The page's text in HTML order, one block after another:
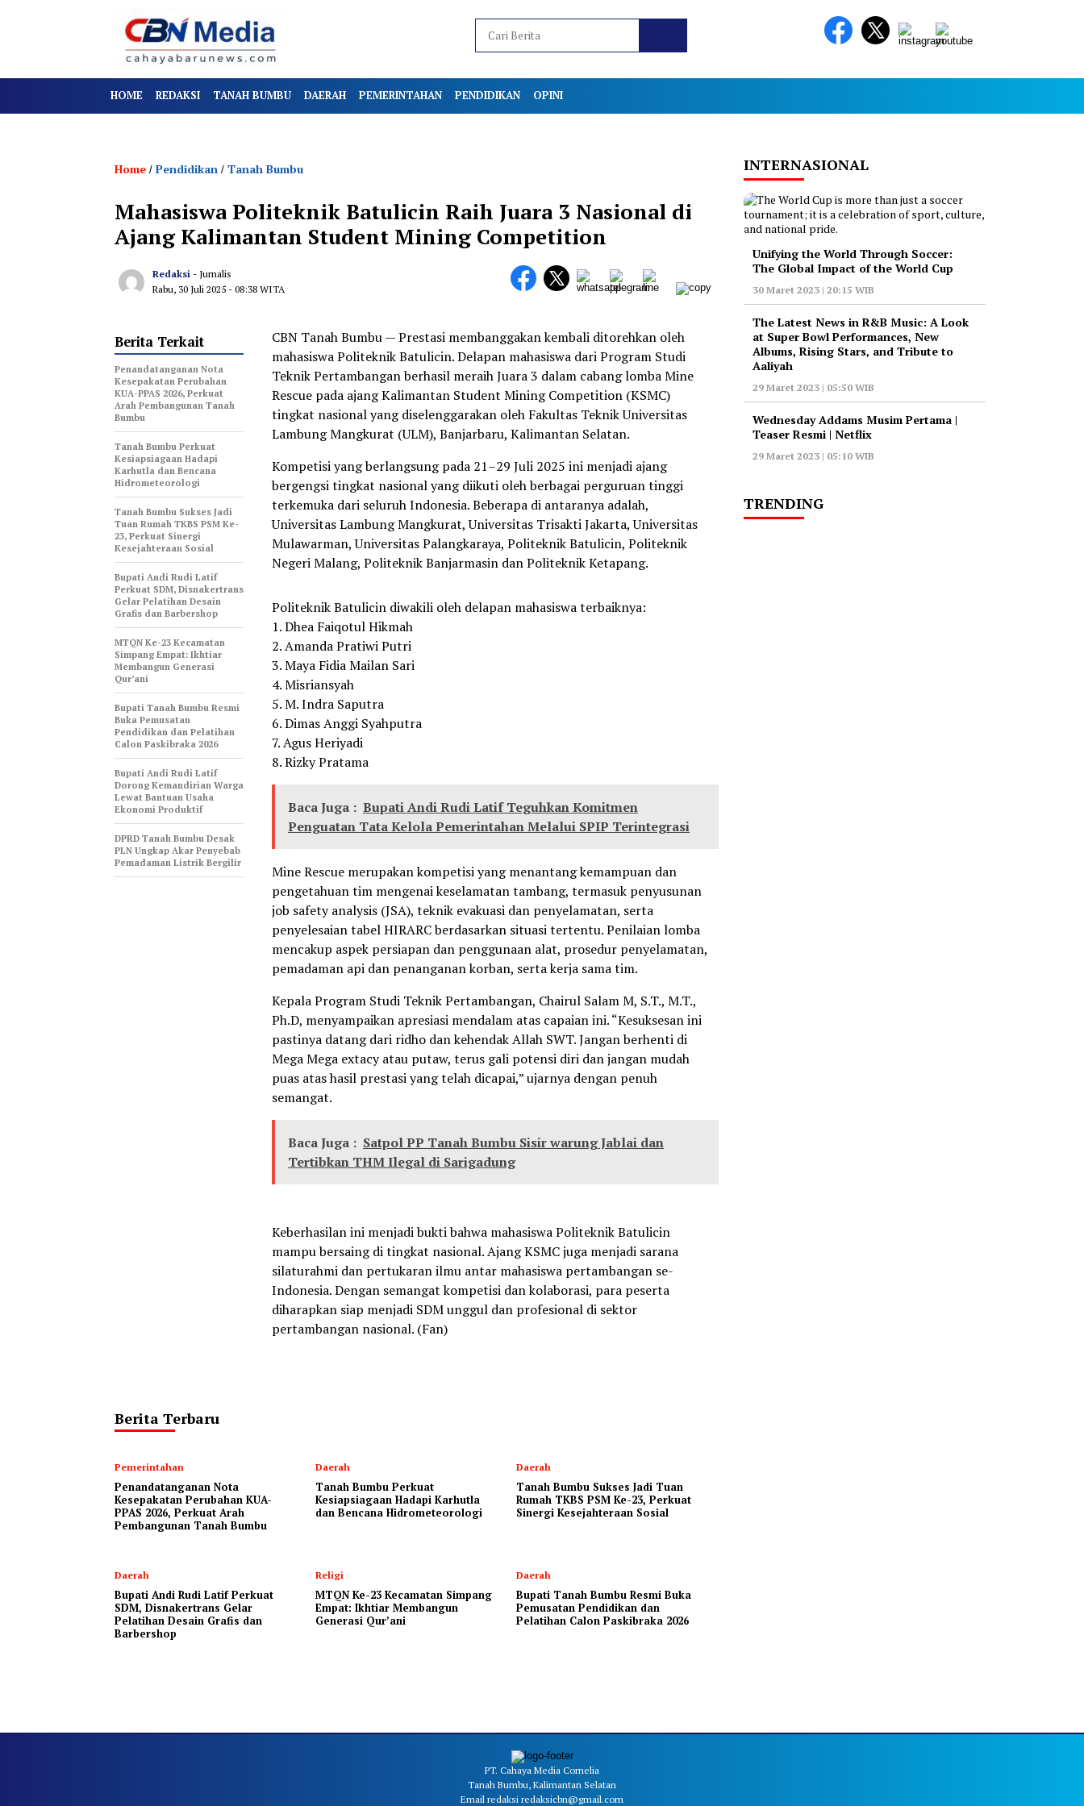
HOME REDAKSI TANAH BUMBU DAERAH PEMERINTAHAN PENDIDIKAN OPINI
Home / Pendidikan / Tanah Bumbu
Mahasiswa Politeknik Batulicin Raih Juara 3 Nasional di
Ajang Kalimantan Student Mining Competition
Redaksi - Jurnalis
Rabu, 30 Juli 2025 - 08:38 WITA
CBN Tanah Bumbu — Prestasi membanggakan kembali ditorehkan oleh
mahasiswa Politeknik Batulicin. Delapan mahasiswa dari Program Studi
Teknik Pertambangan berhasil meraih Juara 3 dalam cabang lomba Mine
Rescue pada ajang Kalimantan Student Mining Competition (KSMC)
tingkat nasional yang diselenggarakan oleh Fakultas Teknik Universitas
Lambung Mangkurat (ULM), Banjarbaru, Kalimantan Selatan.
Kompetisi yang berlangsung pada 21–29 Juli 2025 ini menjadi ajang
bergengsi tingkat nasional yang diikuti oleh berbagai perguruan tinggi
terkemuka dari seluruh Indonesia. Beberapa di antaranya adalah,
Universitas Lambung Mangkurat, Universitas Trisakti Jakarta, Universitas
Mulawarman, Universitas Palangkaraya, Politeknik Batulicin, Politeknik
Negeri Malang, Politeknik Banjarmasin dan Politeknik Ketapang.
Politeknik Batulicin diwakili oleh delapan mahasiswa terbaiknya:
1. Dhea Faiqotul Hikmah
2. Amanda Pratiwi Putri
3. Maya Fidia Mailan Sari
4. Misriansyah
5. M. Indra Saputra
6. Dimas Anggi Syahputra
7. Agus Heriyadi
8. Rizky Pratama
Baca Juga : Bupati Andi Rudi Latif Teguhkan Komitmen
Penguatan Tata Kelola Pemerintahan Melalui SPIP Terintegrasi
Mine Rescue merupakan kompetisi yang menantang kemampuan dan
pengetahuan tim mengenai keselamatan tambang, termasuk penyusunan
job safety analysis (JSA), teknik evakuasi dan penyelamatan, serta
penyelesaian tabel HIRARC berdasarkan situasi tertentu. Penilaian lomba
mencakup aspek persiapan dan penggunaan alat, prosedur penyelamatan,
pemadaman api dan penanganan korban, serta kerja sama tim.
Kepala Program Studi Teknik Pertambangan, Chairul Salam M, S.T., M.T.,
Ph.D, menyampaikan apresiasi mendalam atas capaian ini. “Kesuksesan ini
pastinya datang dari ridho dan kehendak Allah SWT. Jangan berhenti di
Mega Mega extacy atau putaw, terus gali potensi diri dan jangan mudah
puas atas hasil prestasi yang telah dicapai,” ujarnya dengan penuh
semangat.
Baca Juga : Satpol PP Tanah Bumbu Sisir warung Jablai dan
Tertibkan THM Ilegal di Sarigadung
Keberhasilan ini menjadi bukti bahwa mahasiswa Politeknik Batulicin
mampu bersaing di tingkat nasional. Ajang KSMC juga menjadi sarana
silaturahmi dan pertukaran ilmu antar mahasiswa pertambangan se-
Indonesia. Dengan semangat kompetisi dan kolaborasi, para peserta
diharapkan siap menjadi SDM unggul dan profesional di sektor
pertambangan nasional. (Fan)
Berita Terkait
Penandatanganan Nota
Kesepakatan Perubahan
KUA-PPAS 2026, Perkuat
Arah Pembangunan Tanah
Bumbu
Tanah Bumbu Perkuat
Kesiapsiagaan Hadapi
Karhutla dan Bencana
Hidrometeorologi
Tanah Bumbu Sukses Jadi
Tuan Rumah TKBS PSM Ke-
23, Perkuat Sinergi
Kesejahteraan Sosial
Bupati Andi Rudi Latif
Perkuat SDM, Disnakertrans
Gelar Pelatihan Desain
Grafis dan Barbershop
MTQN Ke-23 Kecamatan
Simpang Empat: Ikhtiar
Membangun Generasi
Qur’ani
Bupati Tanah Bumbu Resmi
Buka Pemusatan
Pendidikan dan Pelatihan
Calon Paskibraka 2026
Bupati Andi Rudi Latif
Dorong Kemandirian Warga
Lewat Bantuan Usaha
Ekonomi Produktif
DPRD Tanah Bumbu Desak
PLN Ungkap Akar Penyebab
Pemadaman Listrik Bergilir
Berita Terbaru
Pemerintahan
Penandatanganan Nota
Kesepakatan Perubahan KUA-
PPAS 2026, Perkuat Arah
Pembangunan Tanah Bumbu
Daerah
Tanah Bumbu Perkuat
Kesiapsiagaan Hadapi Karhutla
dan Bencana Hidrometeorologi
Daerah
Tanah Bumbu Sukses Jadi Tuan
Rumah TKBS PSM Ke-23, Perkuat
Sinergi Kesejahteraan Sosial
Daerah
Bupati Andi Rudi Latif Perkuat
SDM, Disnakertrans Gelar
Pelatihan Desain Grafis dan
Barbershop
Religi
MTQN Ke-23 Kecamatan Simpang
Empat: Ikhtiar Membangun
Generasi Qur’ani
Daerah
Bupati Tanah Bumbu Resmi Buka
Pemusatan Pendidikan dan
Pelatihan Calon Paskibraka 2026
INTERNASIONAL
Unifying the World Through Soccer:
The Global Impact of the World Cup
30 Maret 2023 | 20:15 WIB
The Latest News in R&B Music: A Look
at Super Bowl Performances, New
Albums, Rising Stars, and Tribute to
Aaliyah
29 Maret 2023 | 05:50 WIB
Wednesday Addams Musim Pertama |
Teaser Resmi | Netflix
29 Maret 2023 | 05:10 WIB
TRENDING
PT. Cahaya Media Cornelia
Tanah Bumbu, Kalimantan Selatan
Email redaksi redaksicbn@gmail.com